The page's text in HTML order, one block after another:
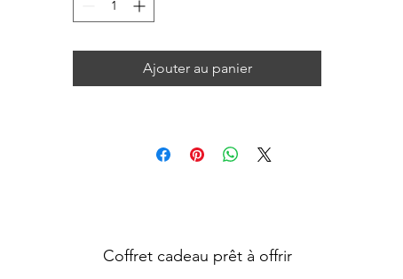
Ajouter au panier
Coffret cadeau prêt à offrir